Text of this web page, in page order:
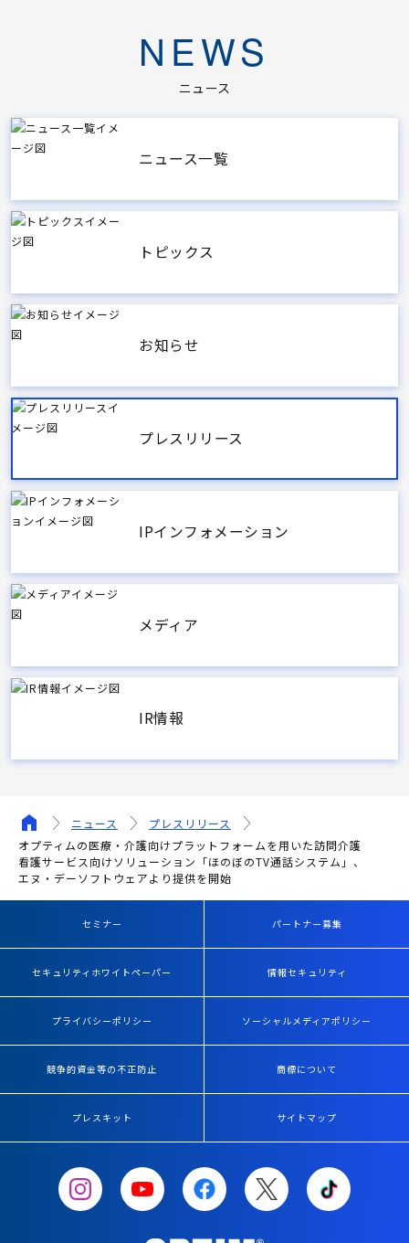
NEWS
ニュース
ニュース一覧
トピックス
お知らせ
プレスリリース
IPインフォメーション
メディア
IR情報
ニュース
プレスリリース
オプティムの医療・介護向けプラットフォームを用いた訪問介護
看護サービス向けソリューション「ほのぼのTV通話システム」、
エヌ・デーソフトウェアより提供を開始
セミナー パートナー募集
セキュリティホワイトペーパー 情報セキュリティ
プライバシーポリシー ソーシャルメディアポリシー
競争的資金等の不正防止 商標について
プレスキット サイトマップ